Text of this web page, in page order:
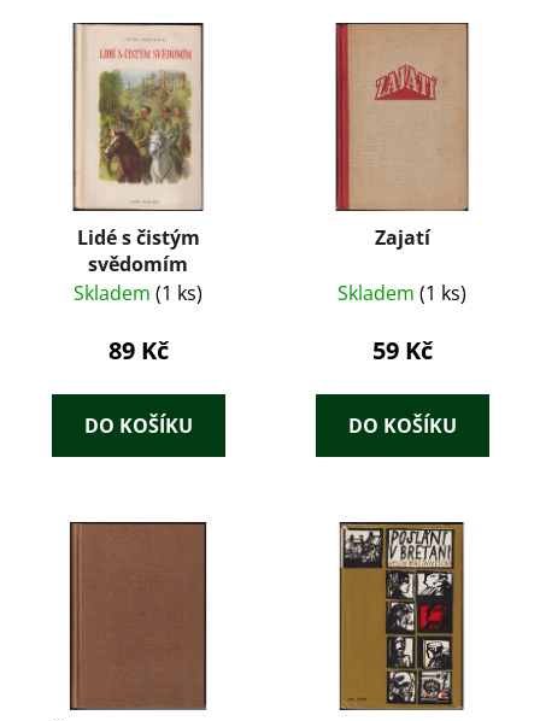
Lidé s čistým
svědomím
Skladem (1 ks)
89 Kč
DO KOŠÍKU
Zajatí
Skladem (1 ks)
59 Kč
DO KOŠÍKU